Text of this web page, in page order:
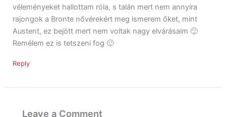
véleményeket hallottam róla, s talán mert nem annyira
rajongok a Bronte nővérekért meg ismerem őket, mint
Austent, ez bejött mert nem voltak nagy elvárásaim 🙂
Remélem ez is tetszeni fog 🙂
Reply
Leave a Comment